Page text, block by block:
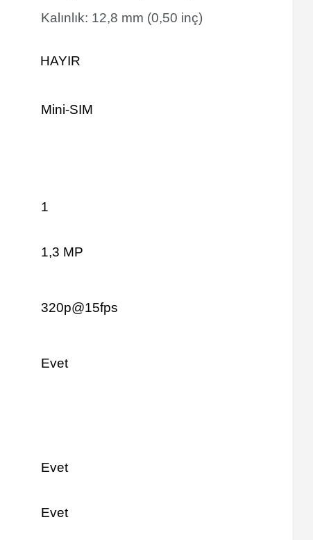
Kalınlık: 12,8 mm (0,50 inç)
HAYIR
Mini-SIM
1
1,3 MP
320p@15fps
Evet
Evet
Evet